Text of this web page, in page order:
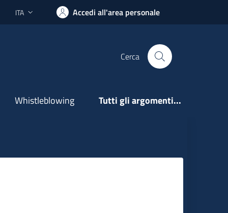
Lingua attiva:
ITA Accedi all'area personale
Cerca
Whistleblowing Tutti gli argomenti...